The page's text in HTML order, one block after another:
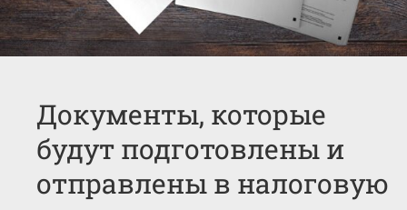
Документы, которые
будут подготовлены и
отправлены в налоговую